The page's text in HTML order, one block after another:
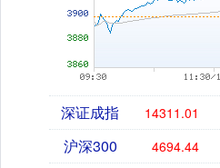
深证成指 14311.01
沪深300 4694.44